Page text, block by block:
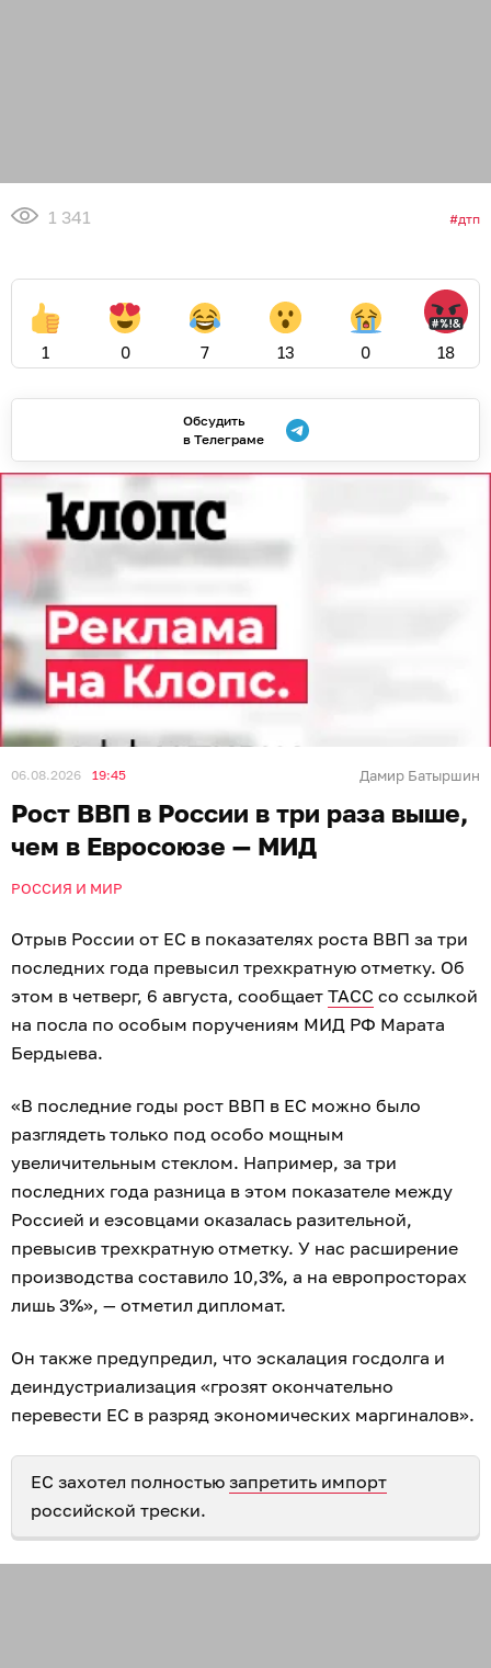
1 341 дтп
1 0 7 13 0 18
Обсудить
в Телеграме
06.08.2026 19:45 Дамир Батыршин
Рост ВВП в России в три раза выше,
чем в Евросоюзе — МИД
РОССИЯ И МИР
Отрыв России от ЕС в показателях роста ВВП за три
последних года превысил трехкратную отметку. Об
этом в четверг, 6 августа, сообщает ТАСС со ссылкой
на посла по особым поручениям МИД РФ Марата
Бердыева.
«В последние годы рост ВВП в ЕС можно было
разглядеть только под особо мощным
увеличительным стеклом. Например, за три
последних года разница в этом показателе между
Россией и еэсовцами оказалась разительной,
превысив трехкратную отметку. У нас расширение
производства составило 10,3%, а на европросторах
лишь 3%», — отметил дипломат.
Он также предупредил, что эскалация госдолга и
деиндустриализация «грозят окончательно
перевести ЕС в разряд экономических маргиналов».
ЕС захотел полностью запретить импорт
российской трески.